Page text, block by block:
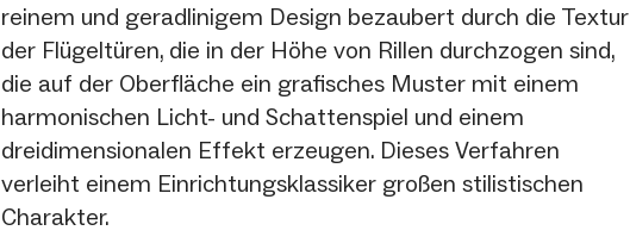
reinem und geradlinigem Design bezaubert durch die Textur
der Flügeltüren, die in der Höhe von Rillen durchzogen sind,
die auf der Oberfläche ein grafisches Muster mit einem
harmonischen Licht- und Schattenspiel und einem
dreidimensionalen Effekt erzeugen. Dieses Verfahren
verleiht einem Einrichtungsklassiker großen stilistischen
Charakter.